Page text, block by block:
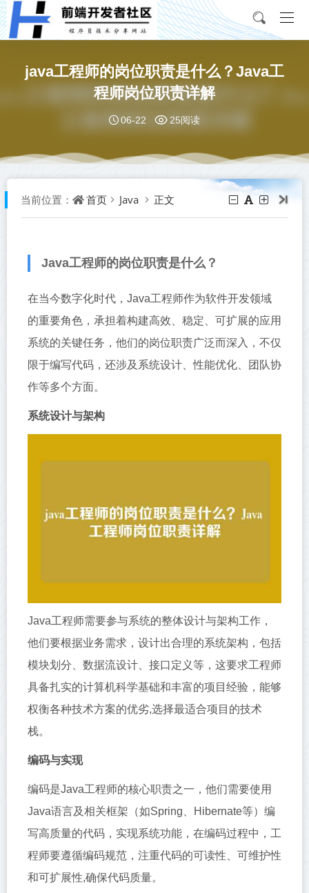
java工程师的岗位职责是什么？Java工
程师岗位职责详解
06-22 25阅读
当前位置： 首页 Java 正文
Java工程师的岗位职责是什么？
在当今数字化时代，Java工程师作为软件开发领域
的重要角色，承担着构建高效、稳定、可扩展的应用
系统的关键任务，他们的岗位职责广泛而深入，不仅
限于编写代码，还涉及系统设计、性能优化、团队协
作等多个方面。
系统设计与架构
Java工程师需要参与系统的整体设计与架构工作，
他们要根据业务需求，设计出合理的系统架构，包括
模块划分、数据流设计、接口定义等，这要求工程师
具备扎实的计算机科学基础和丰富的项目经验，能够
权衡各种技术方案的优劣,选择最适合项目的技术
栈。
编码与实现
编码是Java工程师的核心职责之一，他们需要使用
Java语言及相关框架（如Spring、Hibernate等）编
写高质量的代码，实现系统功能，在编码过程中，工
程师要遵循编码规范，注重代码的可读性、可维护性
和可扩展性,确保代码质量。